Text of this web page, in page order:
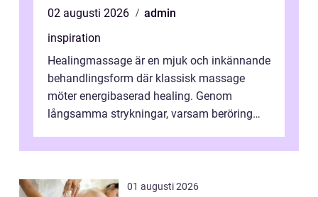
02 augusti 2026
admin
inspiration
Healingmassage är en mjuk och inkännande
behandlingsform där klassisk massage
möter energibaserad healing. Genom
långsamma strykningar, varsam beröring
nervsys...
01 augusti 2026